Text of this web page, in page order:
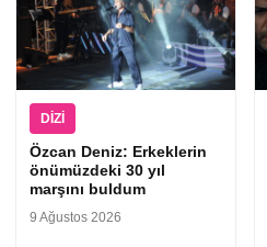
DIZI
Özcan Deniz: Erkeklerin
önümüzdeki 30 yıl
marşını buldum
9 Ağustos 2026